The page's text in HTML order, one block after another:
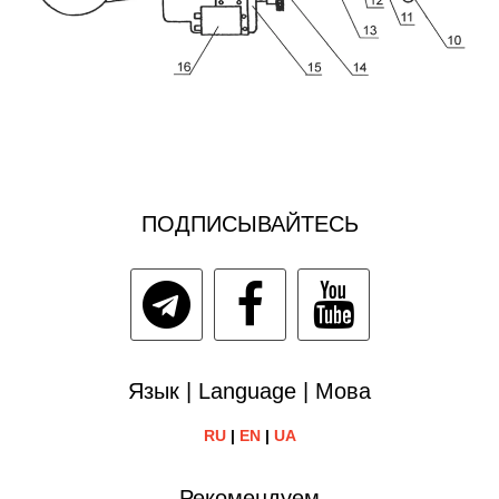
ПОДПИСЫВАЙТЕСЬ
Язык | Language | Мова
RU| EN| UA